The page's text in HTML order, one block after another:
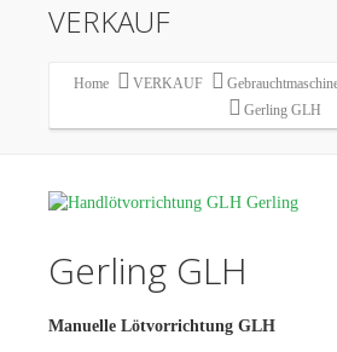
VERKAUF
Home VERKAUF
Gerling GLH
Gerling GLH
Manuelle Lötvorrichtung GLH